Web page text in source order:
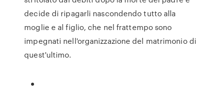
decide di ripagarli nascondendo tutto alla
moglie e al figlio, che nel frattempo sono
impegnati nell'organizzazione del matrimonio di
quest'ultimo.